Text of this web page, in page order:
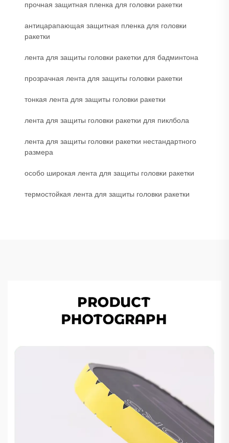
прочная защитная пленка для головки ракетки
антицарапающая защитная пленка для головки
ракетки
лента для защиты головки ракетки для бадминтона
прозрачная лента для защиты головки ракетки
тонкая лента для защиты головки ракетки
лента для защиты головки ракетки для пиклбола
лента для защиты головки ракетки нестандартного
размера
особо широкая лента для защиты головки ракетки
термостойкая лента для защиты головки ракетки